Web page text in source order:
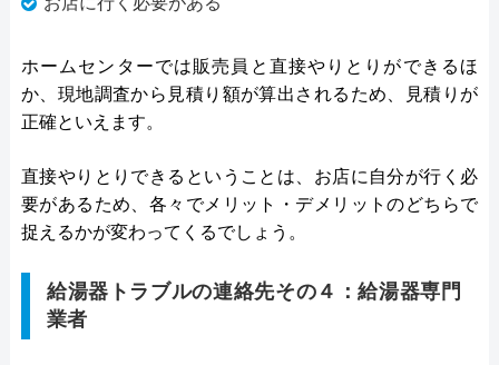
ホームセンターでは販売員と直接やりとりができるほ
か、現地調査から見積り額が算出されるため、見積りが
正確といえます。
直接やりとりできるということは、お店に自分が行く必
要があるため、各々でメリット・デメリットのどちらで
捉えるかが変わってくるでしょう。
給湯器トラブルの連絡先その４：給湯器専門
業者